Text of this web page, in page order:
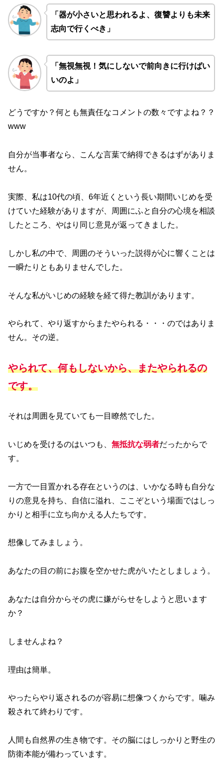
「器が小さいと思われるよ、復讐よりも未来
志向で行くべき」
「無視無視！気にしないで前向きに行けばい
いのよ」
どうですか？何とも無責任なコメントの数々ですよね？？
www
自分が当事者なら、こんな言葉で納得できるはずがありま
せん。
実際、私は10代の頃、6年近くという長い期間いじめを受
けていた経験がありますが、周囲にふと自分の心境を相談
したところ、やはり同じ意見が返ってきました。
しかし私の中で、周囲のそういった説得が心に響くことは
一瞬たりともありませんでした。
そんな私がいじめの経験を経て得た教訓があります。
やられて、やり返すからまたやられる・・・のではありま
せん。その逆。
やられて、何もしないから、またやられるの
です。
それは周囲を見ていても一目瞭然でした。
いじめを受けるのはいつも、 無抵抗な弱者だったからで
す。
一方で一目置かれる存在というのは、いかなる時も自分な
りの意見を持ち、自信に溢れ、ここぞという場面ではしっ
かりと相手に立ち向かえる人たちです。
想像してみましょう。
あなたの目の前にお腹を空かせた虎がいたとしましょう。
あなたは自分からその虎に嫌がらせをしようと思います
か？
しませんよね？
理由は簡単。
やったらやり返されるのが容易に想像つくからです。噛み
殺されて終わりです。
人間も自然界の生き物です。その脳にはしっかりと野生の
防衛本能が備わっています。